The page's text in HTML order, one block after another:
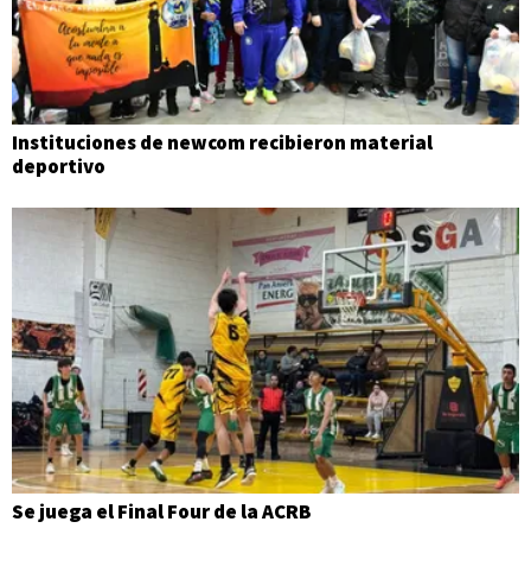
Instituciones de newcom recibieron material
deportivo
Se juega el Final Four de la ACRB